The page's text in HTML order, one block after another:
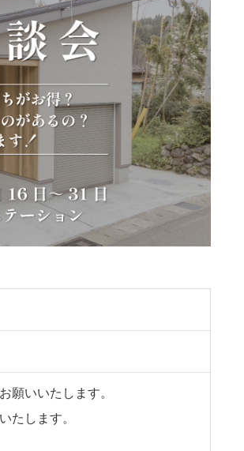
願いいたします。
たします。